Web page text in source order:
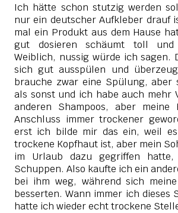
Ich hätte schon stutzig werden
nur ein deutscher Aufkleber drauf
mal ein Produkt aus dem Hause
gut dosieren schäumt toll und
Weiblich, nussig würde ich sagen.
sich gut ausspülen und
brauche zwar eine Spülung, aber
als sonst und ich habe auch mehr
anderen Shampoos, aber meine
Anschluss immer trockener
erst ich bilde mir das ein, weil
trockene Kopfhaut ist, aber mein
im Urlaub dazu gegriffen
Schuppen. Also kaufte ich ein
bei ihm weg, während sich
besserten. Wann immer ich dieses
hatte ich wieder echt trockene